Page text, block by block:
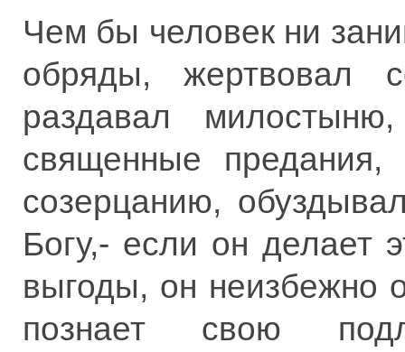
Чем бы человек ни
обряды, жертвовал
раздавал
священные предания,
созерцанию,
Богу,- если он делает
выгоды, он неизбежно
познает свою